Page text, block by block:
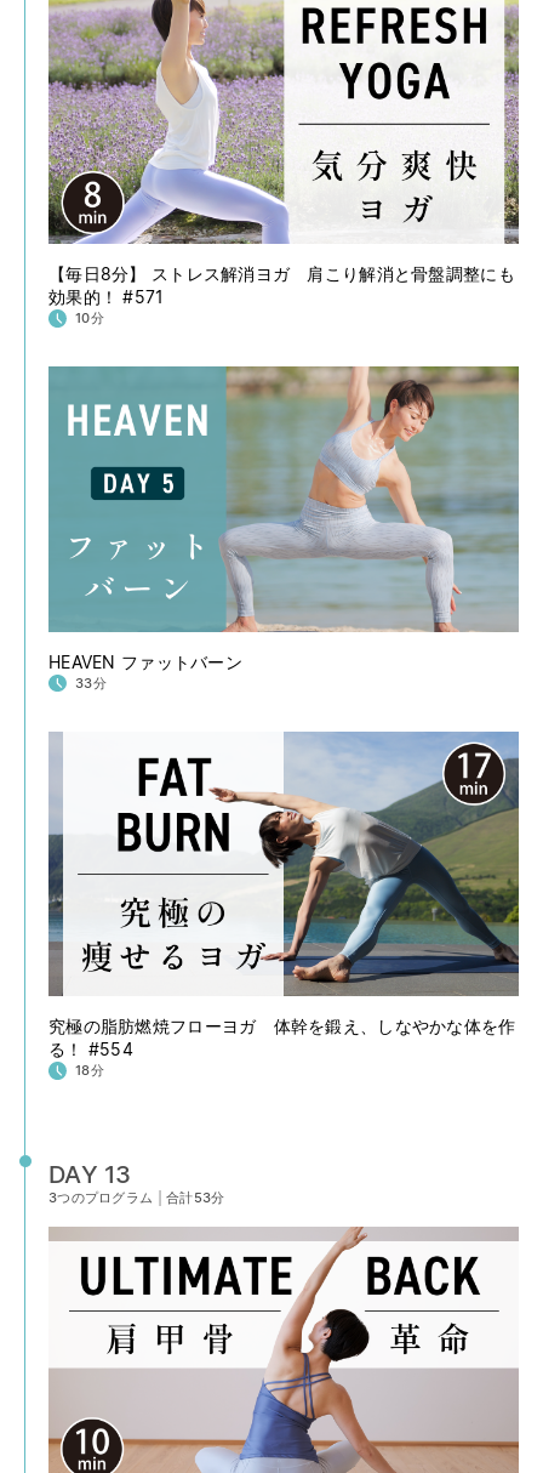
【毎日8分】 ストレス解消ヨガ 肩こり解消と骨盤調整にも
効果的！ #571
10分
HEAVEN ファットバーン
33分
究極の脂肪燃焼フローヨガ 体幹を鍛え、しなやかな体を作
る！ #554
18分
DAY 13
3つのプログラム 合計53分